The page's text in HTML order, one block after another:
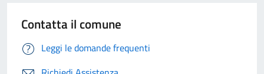
Contatta il comune
Leggi le domande frequenti